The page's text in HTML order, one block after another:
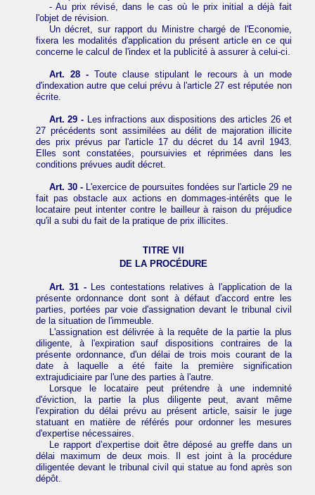
- Au prix révisé, dans le cas où le prix initial a déjà fait
l'objet de révision.
Un décret, sur rapport du Ministre chargé de l'Economie,
fixera les modalités d'application du présent article en ce qui
concerne le calcul de l'index et la publicité à assurer à celui-ci.
Art. 28 -Toute clause stipulant le recours à un mode
d'indexation autre que celui prévu à l'article 27 est réputée non
écrite.
Art. 29 - Les infractions aux dispositions des articles 26 et
27 précédents sont assimilées au délit de majoration illicite
des prix prévus par l'article 17 du décret du 14 avril 1943.
Elles sont constatées, poursuivies et réprimées dans les
conditions prévues audit décret.
Art. 30 - L'exercice de poursuites fondées sur l'article 29 ne
fait pas obstacle aux actions en dommages-intérêts que le
locataire peut intenter contre le bailleur à raison du préjudice
qu'il a subi du fait de la pratique de prix illicites.
TITRE VII
DE LA PROCÉDURE
Art. 31 -Les contestations relatives à l'application de la
présente ordonnance dont sont à défaut d'accord entre les
parties, portées par voie d'assignation devant le tribunal civil
de la situation de l'immeuble.
L'assignation est délivrée à la requête de la partie la plus
diligente, à l'expiration sauf dispositions contraires de la
présente ordonnance, d'un délai de trois mois courant de la
date à laquelle a été faite la première signification
extrajudiciaire par l'une des parties à l'autre.
Lorsque le locataire peut prétendre à une indemnité
d'éviction, la partie la plus diligente peut, avant même
l'expiration du délai prévu au présent article, saisir le juge
statuant en matière de référés pour ordonner les mesures
d'expertise nécessaires.
Le rapport d’expertise doit être déposé au greffe dans un
délai maximum de deux mois. Il est joint à la procédure
diligentée devant le tribunal civil qui statue au fond après son
dépôt.